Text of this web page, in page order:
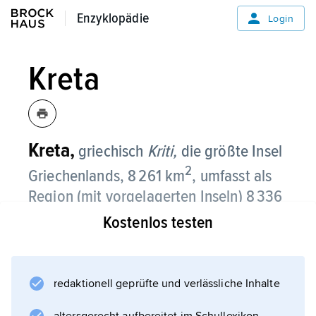
Enzyklopädie
Enzyklopädie Login
Kreta
Kreta, griechisch Kriti, die größte Insel
Griechenlands, 8 261 km2, umfasst als
Region (mit vorgelagerten Inseln) 8 336
und 633 500 Einwohner;
Die schmale, in der Mitte rd. 60 km breite
Insel erstreckt sich über 260 km in West-Ost-
Richtung am Südrand des Ägäischen Meeres.
Kostenlos testen
redaktionell geprüfte und verlässliche Inhalte